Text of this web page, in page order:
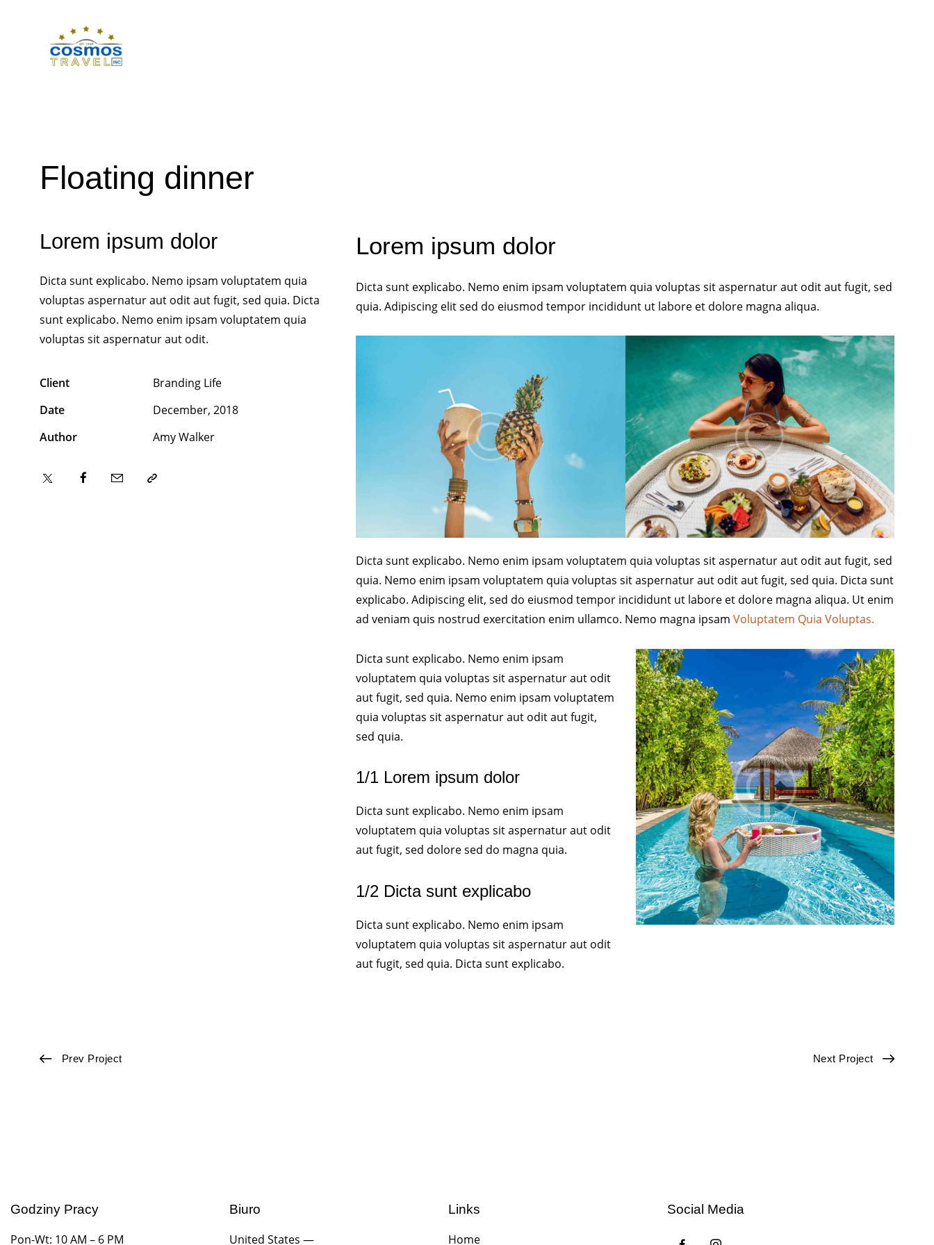
Floating dinner
Lorem ipsum dolor
Dicta sunt explicabo. Nemo ipsam voluptatem quia
voluptas aspernatur aut odit aut fugit, sed quia. Dicta
sunt explicabo. Nemo enim ipsam voluptatem quia
voluptas sit aspernatur aut odit.
Client
Branding Life
Date
December, 2018
Author
Amy Walker
Lorem ipsum dolor
Dicta sunt explicabo. Nemo enim ipsam voluptatem quia voluptas sit aspernatur aut odit aut fugit, sed
quia. Adipiscing elit sed do eiusmod tempor incididunt ut labore et dolore magna aliqua.
Dicta sunt explicabo. Nemo enim ipsam voluptatem quia voluptas sit aspernatur aut odit aut fugit, sed
quia. Nemo enim ipsam voluptatem quia voluptas sit aspernatur aut odit aut fugit, sed quia. Dicta sunt
explicabo. Adipiscing elit, sed do eiusmod tempor incididunt ut labore et dolore magna aliqua. Ut enim
ad veniam quis nostrud exercitation enim ullamco. Nemo magna ipsamVoluptatem Quia Voluptas.
Dicta sunt explicabo. Nemo enim ipsam
voluptatem quia voluptas sit aspernatur aut odit
aut fugit, sed quia. Nemo enim ipsam voluptatem
quia voluptas sit aspernatur aut odit aut fugit,
sed quia.
1/1 Lorem ipsum dolor
Dicta sunt explicabo. Nemo enim ipsam
voluptatem quia voluptas sit aspernatur aut odit
aut fugit, sed dolore sed do magna quia.
1/2 Dicta sunt explicabo
Dicta sunt explicabo. Nemo enim ipsam
voluptatem quia voluptas sit aspernatur aut odit
aut fugit, sed quia. Dicta sunt explicabo.
Prev Project Next Project
Godziny Pracy
Pon-Wt: 10 AM – 6 PM
Biuro
United States —
Links
Home
Social Media